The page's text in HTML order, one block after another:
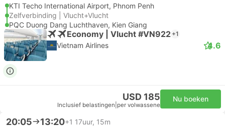
KTI Techo International Airport, Phnom Penh
Zelfverbinding | Vlucht+Vlucht
PQC Duong Dang Luchthaven, Kien Giang
Economy | Vlucht #VN922 +1
Vietnam Airlines 4.6
USD 185
Inclusief belastingen per volwassene
Nu boeken
20:05 13:20+1 17uur, 15m